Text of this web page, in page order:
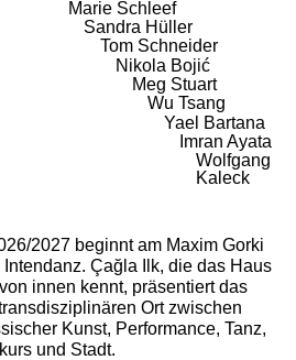
Marie Schleef
Sandra Hüller
Tom Schneider
Nikola Bojić
Meg Stuart
Wu Tsang
Yael Bartana
Imran Ayata
Wolfgang
Kaleck
2027 beginnt am Maxim Gorki
Çağla Ilk, die das Haus
innen kennt, präsentiert das
Ort zwischen
Kunst, Performance, Tanz,
und Stadt.